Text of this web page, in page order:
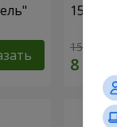
151
15 744